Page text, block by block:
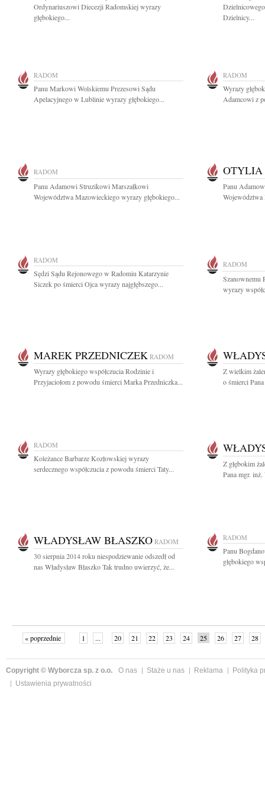
Ordynariuszowi Diecezji Radomskiej wyrazy
głębokiego...
Dzielnicy...
RADOM
Panu Markowi Wolskiemu Prezesowi Sądu
Apelacyjnego w Lublinie wyrazy głębokiego...
RADOM
Wyrazy
Adamcowi z
RADOM
Panu Adamowi Struzikowi Marszałkowi
Województwa Mazowieckiego wyrazy głębokiego...
OTYLIA
Panu
Województwa
RADOM
Sędzi Sądu Rejonowego w Radomiu Katarzynie
Siczek po śmierci Ojca wyrazy najgłębszego...
RADOM
Szanownemu
wyrazy
MAREK PRZEDNICZEK RADOM
Wyrazy głębokiego współczucia Rodzinie i
Przyjaciołom z powodu śmierci Marka Przedniczka...
Z wielkim
o śmierci
RADOM
Koleżance Barbarze Kozłowskiej wyrazy
serdecznego współczucia z powodu śmierci Taty...
Z głębokim
Pana mgr. inż.
WŁADYSŁAW BŁASZKO RADOM
30 sierpnia 2014 roku niespodziewanie odszedł od
nas Władysław Błaszko Tak trudno uwierzyć, że...
RADOM
Panu
głębokiego
« poprzednie 1 ... 20 21 22 23 24 25 26 27
28
Copyright © Wyborcza sp. z o.o. O nas Staże u nas Reklama
Polityka
Ustawienia prywatności